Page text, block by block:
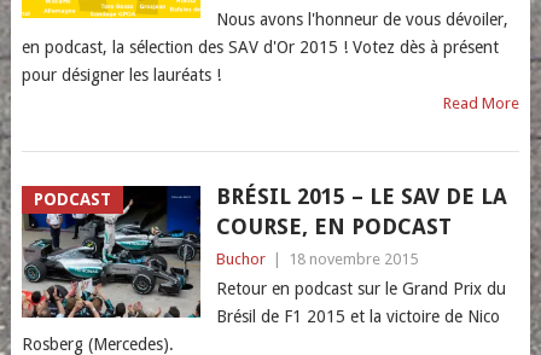
Nous avons l'honneur de vous dévoiler,
en podcast, la sélection des SAV d'Or 2015 ! Votez dès à présent
pour désigner les lauréats !
Read More
PODCAST
BRÉSIL 2015 – LE SAV DE LA
COURSE, EN PODCAST
Buchor 18 novembre 2015
Retour en podcast sur le Grand Prix du
Brésil de F1 2015 et la victoire de Nico
Rosberg (Mercedes).